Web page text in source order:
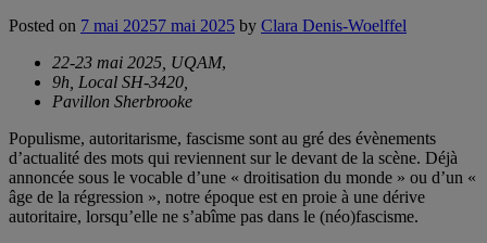
Posted on 7 mai 20257 mai 2025 by Clara Denis-Woelffel
22-23 mai 2025, UQAM,
9h, Local SH-3420,
Pavillon Sherbrooke
Populisme, autoritarisme, fascisme sont au gré des évènements
d’actualité des mots qui reviennent sur le devant de la scène. Déjà
annoncée sous le vocable d’une « droitisation du monde » ou d’un «
âge de la régression », notre époque est en proie à une dérive
autoritaire, lorsqu’elle ne s’abîme pas dans le (néo)fascisme.